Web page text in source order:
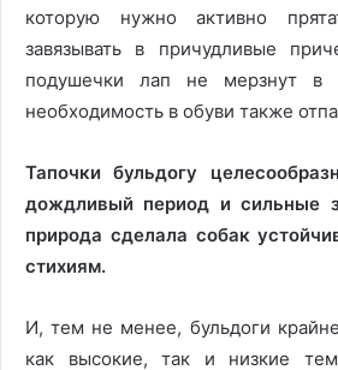
которую нужно активно
завязывать в причудливые
подушечки лап не мерзнут в
необходимость в обуви также
Тапочки бульдогу
дождливый период и сильные
природа сделала собак
стихиям.
И, тем не менее, бульдоги
как высокие, так и низкие